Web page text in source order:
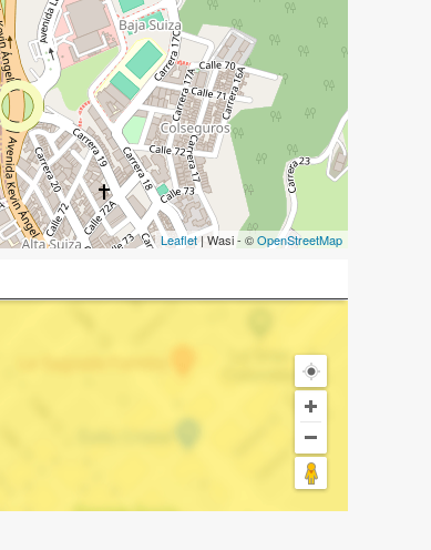
Leaflet| Wasi - ©OpenStreetMap